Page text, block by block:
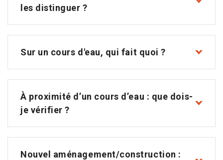
les distinguer ?
Sur un cours d'eau, qui fait quoi ?
À proximité d’un cours d’eau : que dois-
je vérifier ?
Nouvel aménagement/construction :